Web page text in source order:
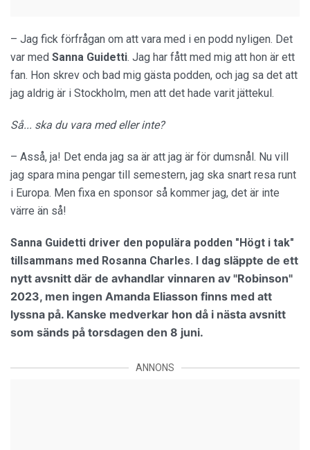
– Jag fick förfrågan om att vara med i en podd nyligen. Det
var med Sanna Guidetti. Jag har fått med mig att hon är ett
fan. Hon skrev och bad mig gästa podden, och jag sa det att
jag aldrig är i Stockholm, men att det hade varit jättekul.
Så... ska du vara med eller inte?
– Asså, ja! Det enda jag sa är att jag är för dumsnål. Nu vill
jag spara mina pengar till semestern, jag ska snart resa runt
i Europa. Men fixa en sponsor så kommer jag, det är inte
värre än så!
Sanna Guidetti driver den populära podden "Högt i tak"
tillsammans med Rosanna Charles. I dag släppte de ett
nytt avsnitt där de avhandlar vinnaren av "Robinson"
2023, men ingen Amanda Eliasson finns med att
lyssna på. Kanske medverkar hon då i nästa avsnitt
som sänds på torsdagen den 8 juni.
ANNONS